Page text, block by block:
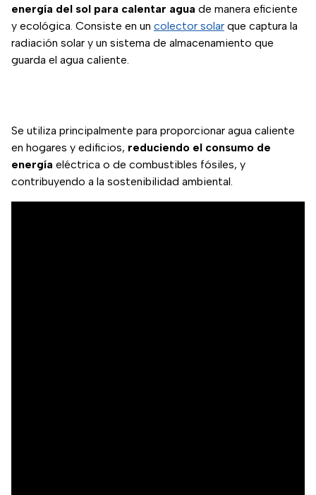
energía del sol para calentar agua de manera eficiente
y ecológica. Consiste en un colector solar que captura la
radiación solar y un sistema de almacenamiento que
guarda el agua caliente.
Se utiliza principalmente para proporcionar agua caliente
en hogares y edificios, reduciendo el consumo de
energía eléctrica o de combustibles fósiles, y
contribuyendo a la sostenibilidad ambiental.